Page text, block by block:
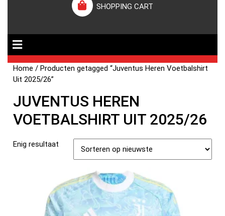
SHOPPING CART
Home / Producten getagged “Juventus Heren Voetbalshirt
Uit 2025/26”
JUVENTUS HEREN
VOETBALSHIRT UIT 2025/26
Enig resultaat